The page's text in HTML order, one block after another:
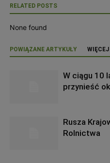
RELATED POSTS
None found
POWIĄZANE ARTYKUŁY
W ciągu 10
przynieść
Rusza
Rolnictwa